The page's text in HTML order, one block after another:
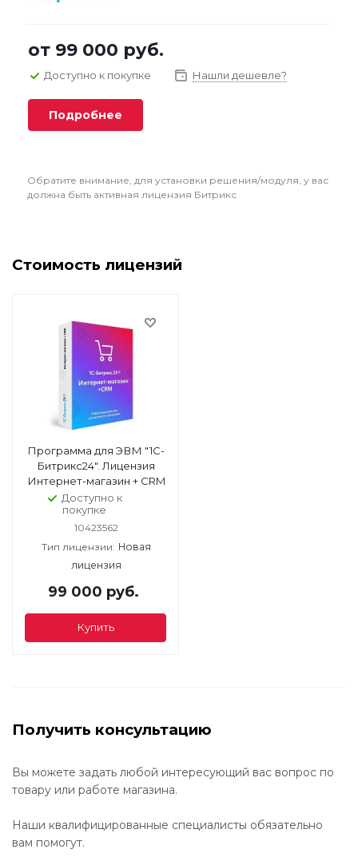
от 99 000 руб.
Доступно к покупке Нашли дешевле?
Подробнее
Обратите внимание, для установки решения/модуля, у вас
должна быть активная лицензия Битрикс
Стоимость лицензий
Программа для ЭВМ "1С-
Битрикс24". Лицензия
Интернет-магазин + CRM
Доступно к
покупке
10423562
Тип лицензии: Новая
лицензия
99 000 руб.
Купить
Получить консультацию
Вы можете задать любой интересующий вас вопрос по
товару или работе магазина.
Наши квалифицированные специалисты обязательно
вам помогут.